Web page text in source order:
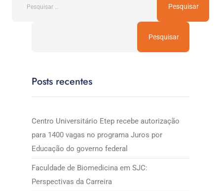
Pesquisar
Posts recentes
Centro Universitário Etep recebe autorização
para 1400 vagas no programa Juros por
Educação do governo federal
Faculdade de Biomedicina em SJC:
Perspectivas da Carreira